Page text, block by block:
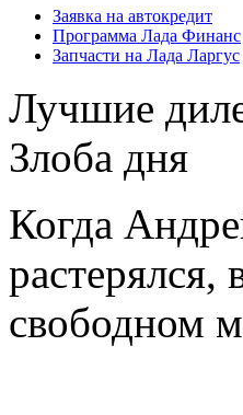
Заявка на автокредит
Программа Лада Финанс
Запчасти на Лада Ларгус
Лучшие
Злоба дня
Когда
растерялся,
свободном